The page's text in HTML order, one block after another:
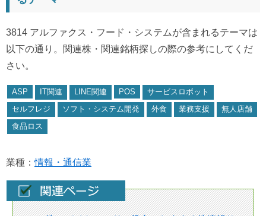
3814 アルファクス・フード・システムが含まれるテーマは
以下の通り。関連株・関連銘柄探しの際の参考にしてくだ
さい。
ASP IT関連 LINE関連 POS
サービスロボット
セルフレジ
ソフト・システム開発 外食 業務支援
無人店舗
食品ロス
業種：情報・通信業